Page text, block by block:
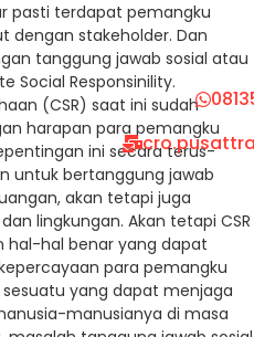
pasti terdapat pemangku
dengan stakeholder. Dan
tanggung jawab sosial atau
Social Responsinility.
(CSR) saat ini sudah
harapan para pemangku
ini secara terus-
untuk bertanggung jawab
akan tetapi juga
lingkungan. Akan tetapi CSR
hal-hal benar yang dapat
para pemangku
yang dapat menjaga
manusianya di masa